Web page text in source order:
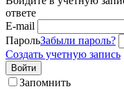
ответе
E-mail
ПарольЗабыли пароль?
Создать учетную запись
Войти
Запомнить